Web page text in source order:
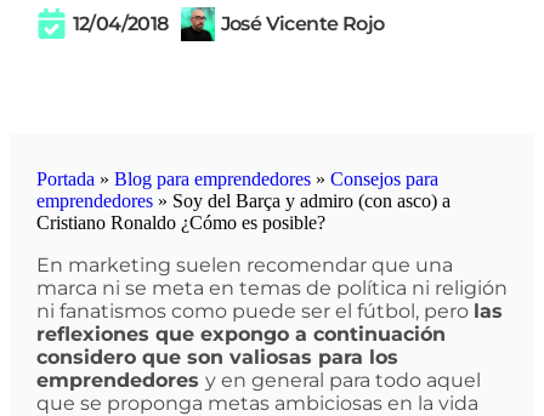
12/04/2018 José Vicente Rojo
Portada » Blog para emprendedores» Consejos para
emprendedores» Soy del Barça y admiro (con asco) a
Cristiano Ronaldo ¿Cómo es posible?
En marketing suelen recomendar que una
marca ni se meta en temas de política ni religión
ni fanatismos como puede ser el fútbol, pero las
reflexiones que expongo a continuación
considero que son valiosas para los
emprendedores y en general para todo aquel
que se proponga metas ambiciosas en la vida